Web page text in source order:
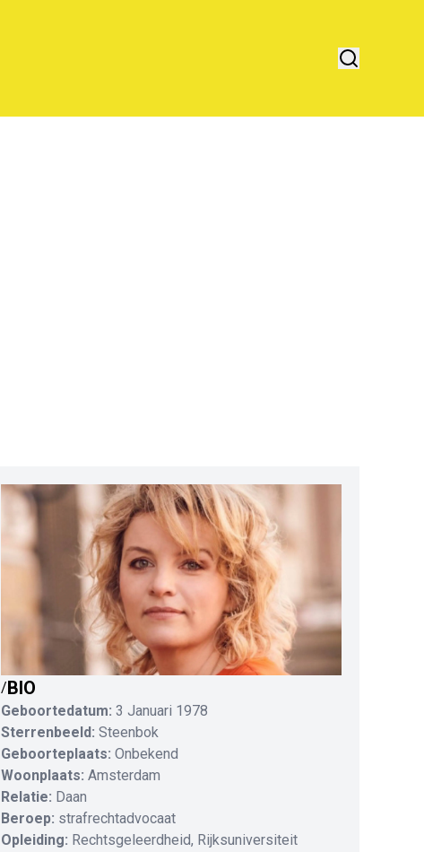
/BIO
Geboortedatum: 3 Januari 1978
Sterrenbeeld: Steenbok
Geboorteplaats: Onbekend
Woonplaats: Amsterdam
Relatie: Daan
Beroep: strafrechtadvocaat
Opleiding: Rechtsgeleerdheid, Rijksuniversiteit